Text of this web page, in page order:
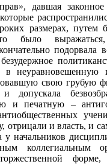
давшая
размерах, путем
было
подорвала
в неуравновешенную
свою грубую
допускала
и печатную –
отрицали и власть, и
у начальников
коллегиальным
форме,